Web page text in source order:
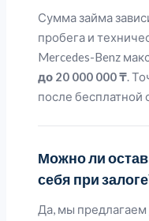
Сумма займа
пробега и
Mercedes-Benz
до 20 000 000 ₸.
после бесплатной
Можно ли
себя при
Да, мы предлагаем